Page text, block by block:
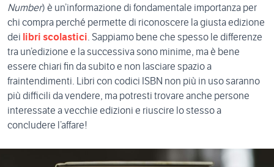
Number) è un’informazione di fondamentale importanza per
chi compra perché permette di riconoscere la giusta edizione
dei libri scolastici . Sappiamo bene che spesso le differenze
tra un’edizione e la successiva sono minime, ma è bene
essere chiari fin da subito e non lasciare spazio a
fraintendimenti. Libri con codici ISBN non più in uso saranno
più difficili da vendere, ma potresti trovare anche persone
interessate a vecchie edizioni e riuscire lo stesso a
concludere l’affare!